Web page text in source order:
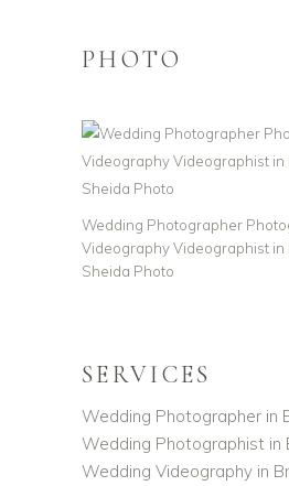
PHOTO
Wedding Photographer
Videography Videographist in
Sheida Photo
SERVICES
Wedding Photographer in
Wedding Photographist in
Wedding Videography in